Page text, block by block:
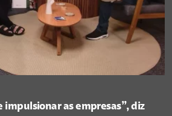
impulsionar as empresas”, diz